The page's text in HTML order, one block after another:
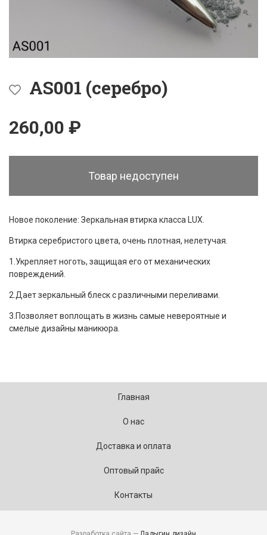
AS001 (серебро)
260,00 ₽
Товар недоступен
Новое поколение: Зеркальная втирка класса LUX.
Втирка серебристого цвета, очень плотная, нелетучая.
1.Укрепляет ноготь, защищая его от механических
повреждений.
2.Дает зеркальный блеск с различными переливами.
3.Позволяет воплощать в жизнь самые невероятные и
смелые дизайны маникюра.
Главная
О нас
Доставка и оплата
Оптовый прайс
Контакты